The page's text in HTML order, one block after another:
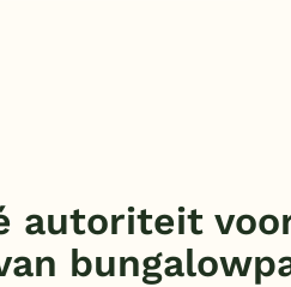
autoriteit